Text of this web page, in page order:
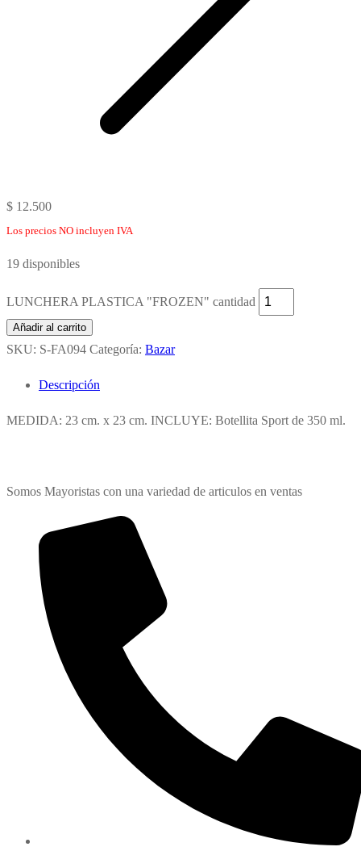
$ 12.500
Los precios NO incluyen IVA
19 disponibles
LUNCHERA PLASTICA "FROZEN" cantidad
Añadir al carrito
SKU: S-FA094 Categoría: Bazar
Descripción
MEDIDA: 23 cm. x 23 cm. INCLUYE: Botellita Sport de 350 ml.
Somos Mayoristas con una variedad de articulos en ventas